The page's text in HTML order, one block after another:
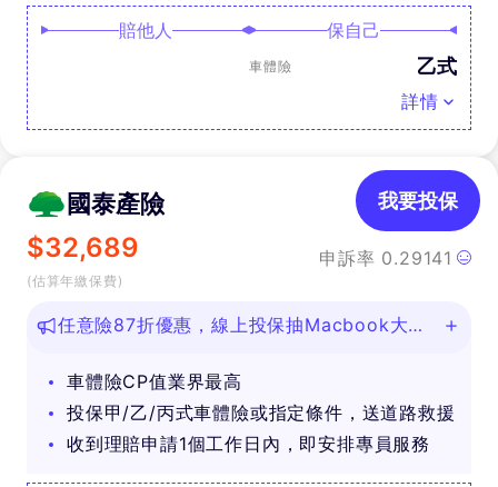
賠他人 保自己
車體險 乙式
詳情
國泰產險
$32,689
(估算年繳保費)
申訴率 0.29141
我要投保
任意險87折優惠，線上投保抽Macbook大
車體險CP值業界最高
投保甲/乙/丙式車體險或指定條件，送道路救援
收到理賠申請1個工作日內，即安排專員服務